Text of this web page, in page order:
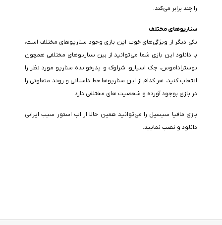
را چند برابر می‌کند.
سناریوهای مختلف
یکی دیگر از ویژگی‌های خوب این بازی وجود سناریوهای مختلف است،
با دانلود این بازی شما می‌توانید از بین سناریوهای مختلفی همچون
نوستراداموس، جک اسپارو، شرلوک و پدرخوانده سناریو مورد نظر را
انتخاب کنید، هر کدام از این سناریوها خط داستانی و روند متفاوتی را
در بازی بوجود آورده و شخصیت های مختلفی دارد.
بازی مافیا سیسیل را می‌توانید همین حالا از اپ استور سیب ایرانی
دانلود و نصب نمایید.